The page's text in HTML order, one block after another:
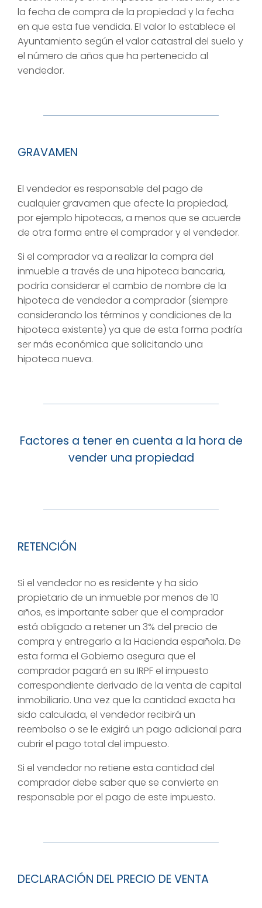
la fecha de compra de la propiedad y la fecha
en que esta fue vendida. El valor lo establece el
Ayuntamiento según el valor catastral del suelo y
el número de años que ha pertenecido al
vendedor.
GRAVAMEN
El vendedor es responsable del pago de
cualquier gravamen que afecte la propiedad,
por ejemplo hipotecas, a menos que se acuerde
de otra forma entre el comprador y el vendedor.
Si el comprador va a realizar la compra del
inmueble a través de una hipoteca bancaria,
podría considerar el cambio de nombre de la
hipoteca de vendedor a comprador (siempre
considerando los términos y condiciones de la
hipoteca existente) ya que de esta forma podría
ser más económica que solicitando una
hipoteca nueva.
Factores a tener en cuenta a la hora de
vender una propiedad
RETENCIÓN
Si el vendedor no es residente y ha sido
propietario de un inmueble por menos de 10
años, es importante saber que el comprador
está obligado a retener un 3% del precio de
compra y entregarlo a la Hacienda española. De
esta forma el Gobierno asegura que el
comprador pagará en su IRPF el impuesto
correspondiente derivado de la venta de capital
inmobiliario. Una vez que la cantidad exacta ha
sido calculada, el vendedor recibirá un
reembolso o se le exigirá un pago adicional para
cubrir el pago total del impuesto.
Si el vendedor no retiene esta cantidad del
comprador debe saber que se convierte en
responsable por el pago de este impuesto.
DECLARACIÓN DEL PRECIO DE VENTA